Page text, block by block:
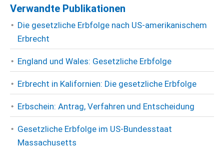
Verwandte Publikationen
Die gesetzliche Erbfolge nach US-amerikanischem
Erbrecht
England und Wales: Gesetzliche Erbfolge
Erbrecht in Kalifornien: Die gesetzliche Erbfolge
Erbschein: Antrag, Verfahren und Entscheidung
Gesetzliche Erbfolge im US-Bundesstaat
Massachusetts